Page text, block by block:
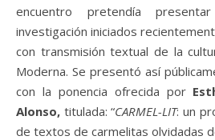
encuentro pretendía
investigación iniciados
con transmisión textual de la
Moderna. Se presentó así
con la ponencia ofrecida por
Alonso, titulada: “CARMEL-LIT: un
de textos de carmelitas olvidadas